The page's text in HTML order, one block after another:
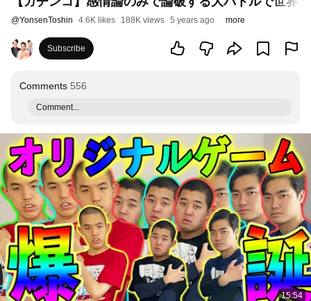
@YonsenToshin 4.6K likes 188K views 5 years ago more
Subscribe
Comments 556
Comment...
15:54